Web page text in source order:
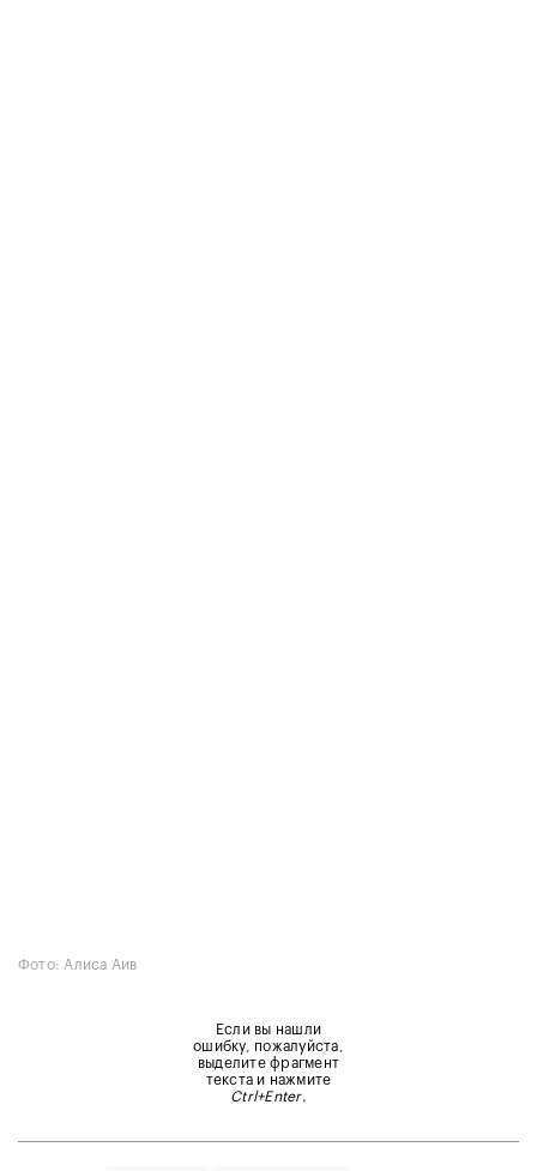
Фото: Алиса Аив
Если вы нашли
ошибку, пожалуйста,
выделите фрагмент
текста и нажмите
Ctrl+Enter.